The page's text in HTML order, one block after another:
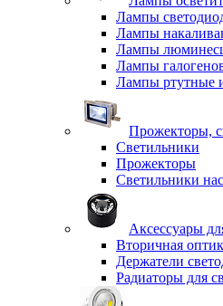
Лампы
Лампы
Лампы
Лампы
Лампы ртутные
Прожекторы,
Светильники
Прожекторы
Светильники
Аксессуары
Вторичная
Держатели
Радиаторы для